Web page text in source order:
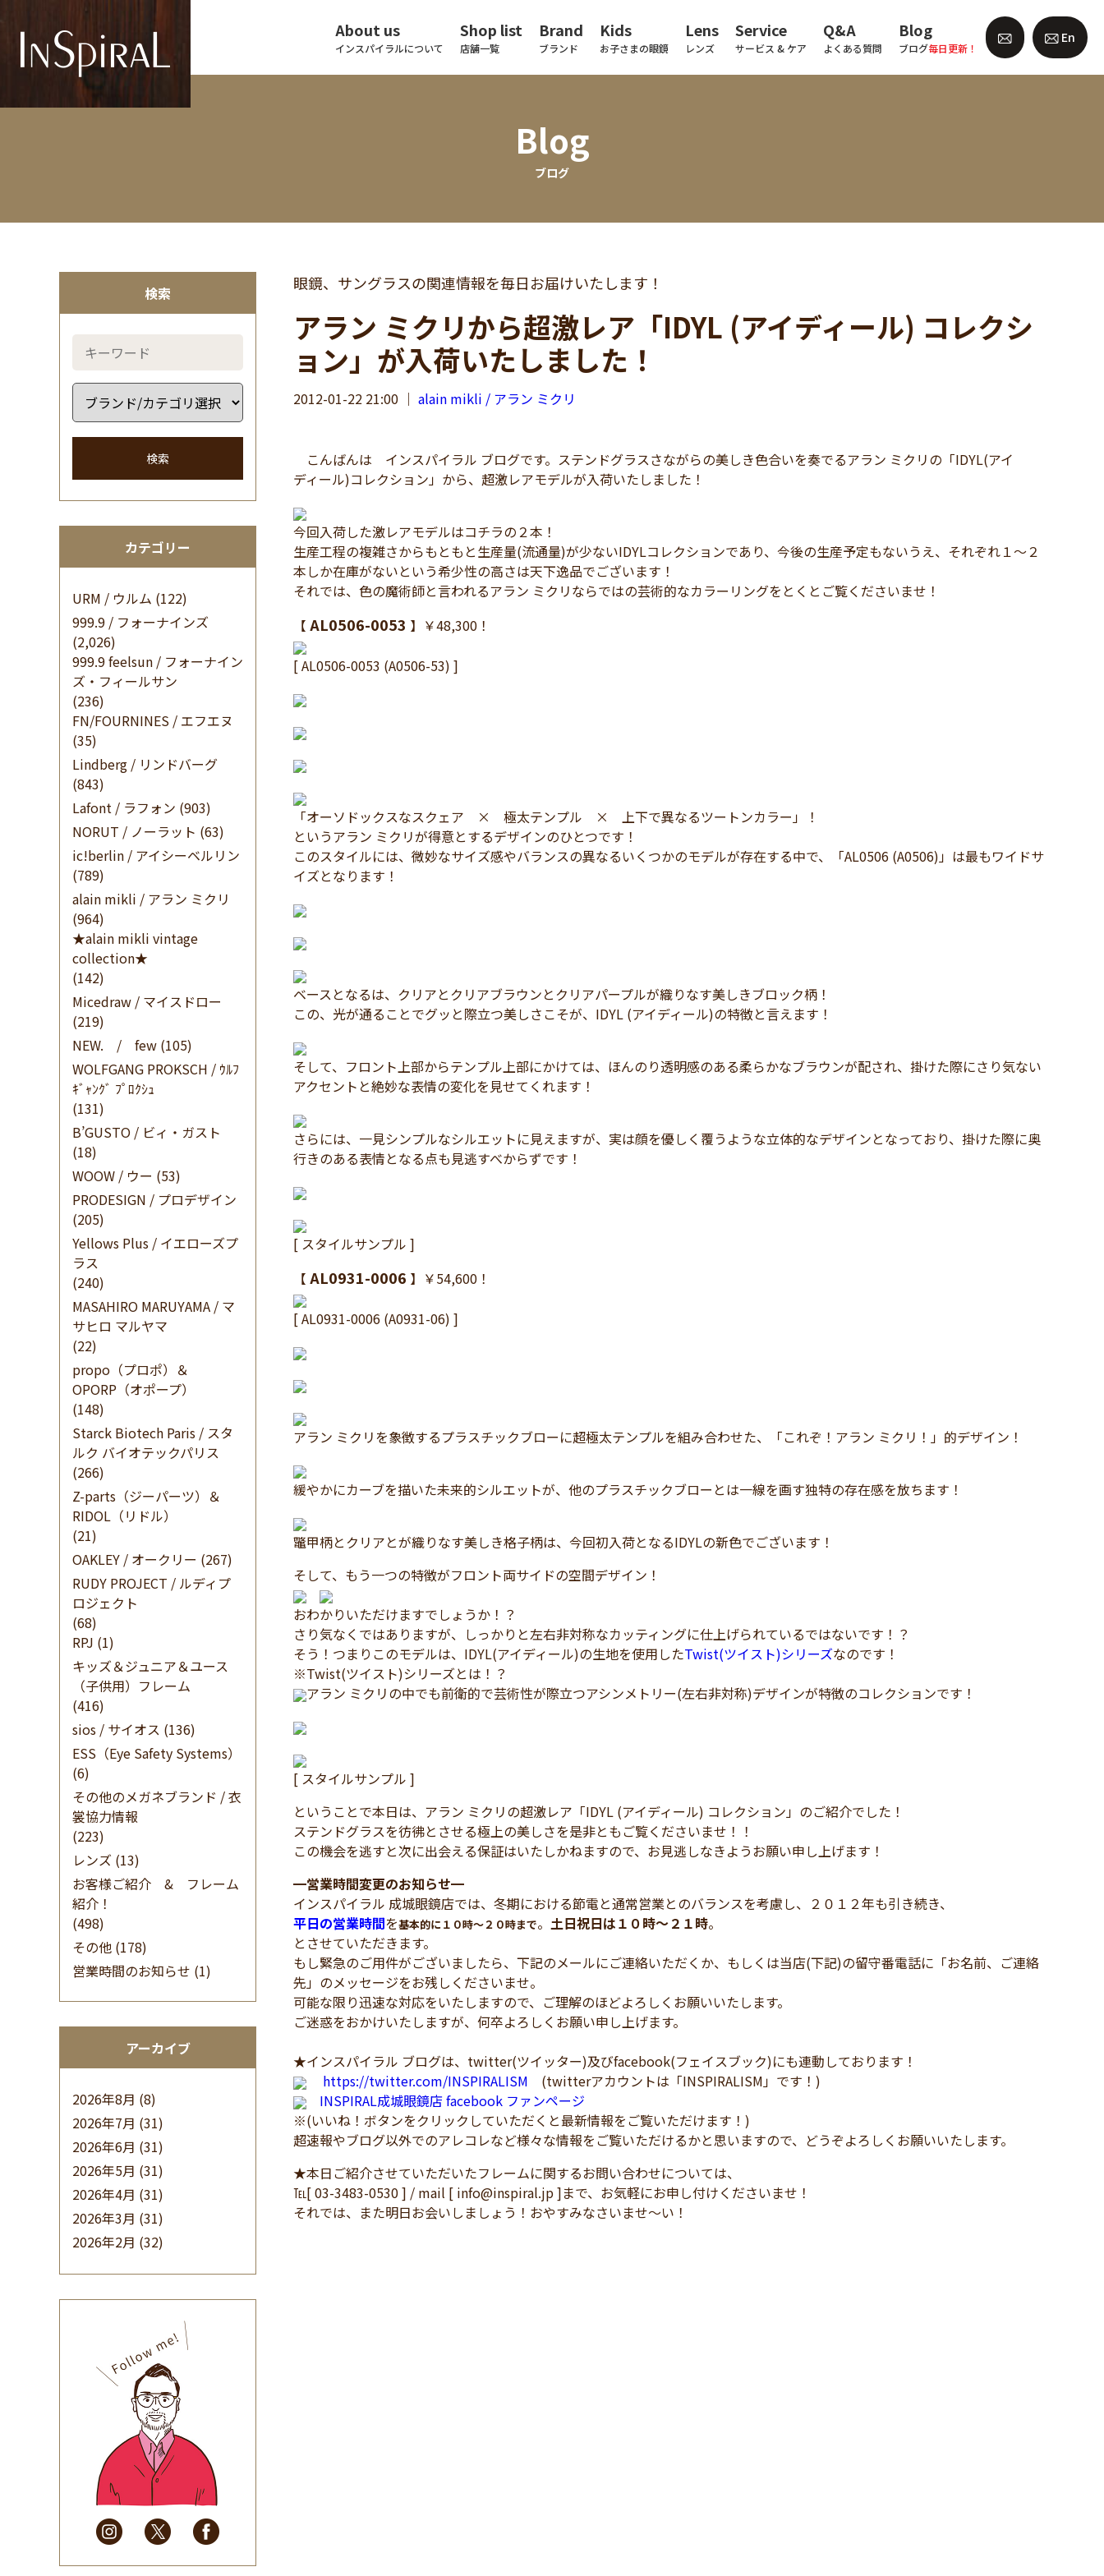
About us
インスパイラルについて
Shop list
店舗一覧
Brand
ブランド
Kids
お子さまの眼鏡
Lens
レンズ
Service
サービス & ケア
Q&A
よくある質問
Blog
ブログ毎日更新！
En
Blog
ブログ
検索
検索
カテゴリー
URM / ウルム (122)
999.9 / フォーナインズ
(2,026)
999.9 feelsun / フォーナイン
ズ・フィールサン
(236)
FN/FOURNINES / エフエヌ
(35)
Lindberg / リンドバーグ
(843)
Lafont / ラフォン (903)
NORUT / ノーラット (63)
ic!berlin / アイシーベルリン
(789)
alain mikli / アラン ミクリ
(964)
★alain mikli vintage
collection★
(142)
Micedraw / マイスドロー
(219)
NEW. / few (105)
WOLFGANG PROKSCH / ｳﾙﾌ
ｷﾞｬﾝｸﾞ ﾌﾟﾛｸｼｭ
(131)
B’GUSTO / ビィ・ガスト
(18)
WOOW / ウー (53)
PRODESIGN / プロデザイン
(205)
Yellows Plus / イエローズプ
ラス
(240)
MASAHIRO MARUYAMA / マ
サヒロ マルヤマ
(22)
propo（プロポ）＆
OPORP（オポープ）
(148)
Starck Biotech Paris / スタ
ルク バイオテックパリス
(266)
Z-parts（ジーパーツ）＆
RIDOL（リドル）
(21)
OAKLEY / オークリー (267)
RUDY PROJECT / ルディプ
ロジェクト
(68)
RPJ (1)
キッズ＆ジュニア＆ユース
（子供用）フレーム
(416)
sios / サイオス (136)
ESS（Eye Safety Systems）
(6)
その他のメガネブランド / 衣
裳協力情報
(223)
レンズ (13)
お客様ご紹介 & フレーム
紹介！
(498)
その他 (178)
営業時間のお知らせ (1)
アーカイブ
2026年8月 (8)
2026年7月 (31)
2026年6月 (31)
2026年5月 (31)
2026年4月 (31)
2026年3月 (31)
2026年2月 (32)
(32)
2025年9月(30)
2025年8月(31)
2025年7月(37)
2025年6月(48)
2025年5月
(41)
2025年4月
(32)
2025年3月(31)
2025年2月
(28)
2025年1月
(34)
眼鏡、サングラスの関連情報を毎日お届けいたします！
アラン ミクリから超激レア「IDYL (アイディール) コレクシ
ョン」が入荷いたしました！
2012-01-22 21:00 ｜ alain mikli / アラン ミクリ
こんばんは インスパイラル ブログです。ステンドグラスさながらの美しき色合いを奏でるアラン ミクリの「IDYL(アイ
ディール)コレクション」から、超激レアモデルが入荷いたしました！
今回入荷した激レアモデルはコチラの２本！
生産工程の複雑さからもともと生産量(流通量)が少ないIDYLコレクションであり、今後の生産予定もないうえ、それぞれ１～２
本しか在庫がないという希少性の高さは天下逸品でございます！
それでは、色の魔術師と言われるアラン ミクリならではの芸術的なカラーリングをとくとご覧くださいませ！
【 AL0506-0053 】￥48,300！
[ AL0506-0053 (A0506-53) ]
「オーソドックスなスクェア × 極太テンプル × 上下で異なるツートンカラー」！
というアラン ミクリが得意とするデザインのひとつです！
このスタイルには、微妙なサイズ感やバランスの異なるいくつかのモデルが存在する中で、「AL0506 (A0506)」は最もワイドサ
イズとなります！
ベースとなるは、クリアとクリアブラウンとクリアパープルが織りなす美しきブロック柄！
この、光が通ることでグッと際立つ美しさこそが、IDYL (アイディール)の特徴と言えます！
そして、フロント上部からテンプル上部にかけては、ほんのり透明感のある柔らかなブラウンが配され、掛けた際にさり気ない
アクセントと絶妙な表情の変化を見せてくれます！
さらには、一見シンプルなシルエットに見えますが、実は顔を優しく覆うような立体的なデザインとなっており、掛けた際に奥
行きのある表情となる点も見逃すべからずです！
[ スタイルサンプル ]
【 AL0931-0006 】￥54,600！
[ AL0931-0006 (A0931-06) ]
アラン ミクリを象徴するプラスチックブローに超極太テンプルを組み合わせた、「これぞ！アラン ミクリ！」的デザイン！
緩やかにカーブを描いた未来的シルエットが、他のプラスチックブローとは一線を画す独特の存在感を放ちます！
鼈甲柄とクリアとが織りなす美しき格子柄は、今回初入荷となるIDYLの新色でございます！
そして、もう一つの特徴がフロント両サイドの空間デザイン！
おわかりいただけますでしょうか！？
さり気なくではありますが、しっかりと左右非対称なカッティングに仕上げられているではないです！？
そう！つまりこのモデルは、IDYL(アイディール)の生地を使用したTwist(ツイスト)シリーズなのです！
※Twist(ツイスト)シリーズとは！？
アラン ミクリの中でも前衛的で芸術性が際立つアシンメトリー(左右非対称)デザインが特徴のコレクションです！
[ スタイルサンプル ]
ということで本日は、アラン ミクリの超激レア「IDYL (アイディール) コレクション」のご紹介でした！
ステンドグラスを彷彿とさせる極上の美しさを是非ともご覧くださいませ！！
この機会を逃すと次に出会える保証はいたしかねますので、お見逃しなきようお願い申し上げます！
━営業時間変更のお知らせ━
インスパイラル 成城眼鏡店では、冬期における節電と通常営業とのバランスを考慮し、２０１２年も引き続き、
平日の営業時間を基本的に１０時～２０時まで。 土日祝日は１０時～２１時。
とさせていただきます。
もし緊急のご用件がございましたら、下記のメールにご連絡いただくか、もしくは当店(下記)の留守番電話に「お名前、ご連絡
先」のメッセージをお残しくださいませ。
可能な限り迅速な対応をいたしますので、ご理解のほどよろしくお願いいたします。
ご迷惑をおかけいたしますが、何卒よろしくお願い申し上げます。
★インスパイラル ブログは、twitter(ツイッター)及びfacebook(フェイスブック)にも連動しております！
https://twitter.com/INSPIRALISM (twitterアカウントは「INSPIRALISM」です！)
INSPIRAL成城眼鏡店 facebook ファンページ
※(いいね！ボタンをクリックしていただくと最新情報をご覧いただけます！)
超速報やブログ以外でのアレコレなど様々な情報をご覧いただけるかと思いますので、どうぞよろしくお願いいたします。
★本日ご紹介させていただいたフレームに関するお問い合わせについては、
℡[ 03-3483-0530 ] / mail [ info@inspiral.jp ]まで、お気軽にお申し付けくださいませ！
それでは、また明日お会いしましょう！おやすみなさいませ～い！